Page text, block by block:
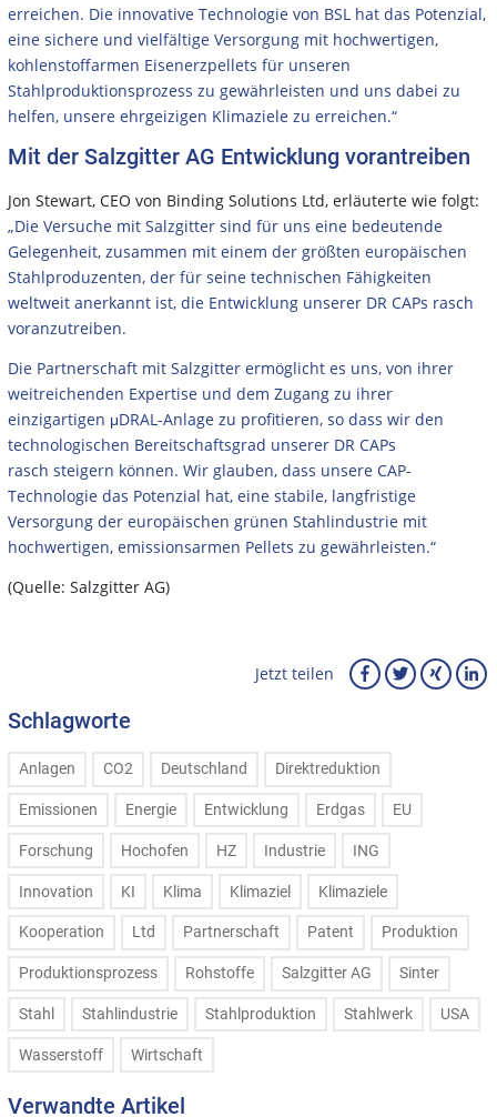
erreichen. Die innovative Technologie von BSL hat das Potenzial,
eine sichere und vielfältige Versorgung mit hochwertigen,
kohlenstoffarmen Eisenerzpellets für unseren
Stahlproduktionsprozess zu gewährleisten und uns dabei zu
helfen, unsere ehrgeizigen Klimaziele zu erreichen.“
Mit der Salzgitter AG Entwicklung vorantreiben
Jon Stewart, CEO von Binding Solutions Ltd, erläuterte wie folgt:
„Die Versuche mit Salzgitter sind für uns eine bedeutende
Gelegenheit, zusammen mit einem der größten europäischen
Stahlproduzenten, der für seine technischen Fähigkeiten
weltweit anerkannt ist, die Entwicklung unserer DR CAPs rasch
voranzutreiben.
Die Partnerschaft mit Salzgitter ermöglicht es uns, von ihrer
weitreichenden Expertise und dem Zugang zu ihrer
einzigartigen μDRAL-Anlage zu profitieren, so dass wir den
technologischen Bereitschaftsgrad unserer DR CAPs
rasch steigern können. Wir glauben, dass unsere CAP-
Technologie das Potenzial hat, eine stabile, langfristige
Versorgung der europäischen grünen Stahlindustrie mit
hochwertigen, emissionsarmen Pellets zu gewährleisten.“
(Quelle: Salzgitter AG)
Jetzt teilen
Schlagworte
Anlagen CO2 Deutschland Direktreduktion
Emissionen Energie Entwicklung Erdgas EU
Forschung Hochofen HZ Industrie ING
Innovation KI Klima Klimaziel Klimaziele
Kooperation Ltd Partnerschaft Patent Produktion
Produktionsprozess Rohstoffe Salzgitter AG Sinter
Stahl Stahlindustrie Stahlproduktion Stahlwerk USA
Wasserstoff Wirtschaft
Verwandte Artikel